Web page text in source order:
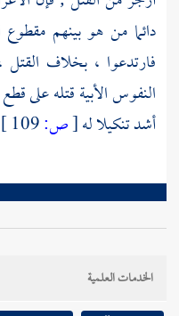
دائما من هو بينهم
فارتدعوا ، بخلاف
النفوس الأبية قتله على
أشد تنكيلا له[ص:
الخدمات العلمية